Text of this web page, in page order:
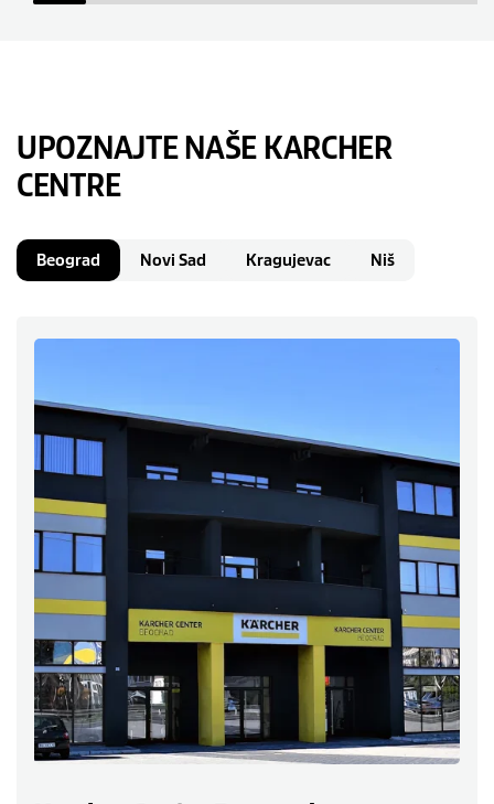
UPOZNAJTE NAŠE KARCHER
CENTRE
Beograd Novi Sad Kragujevac Niš